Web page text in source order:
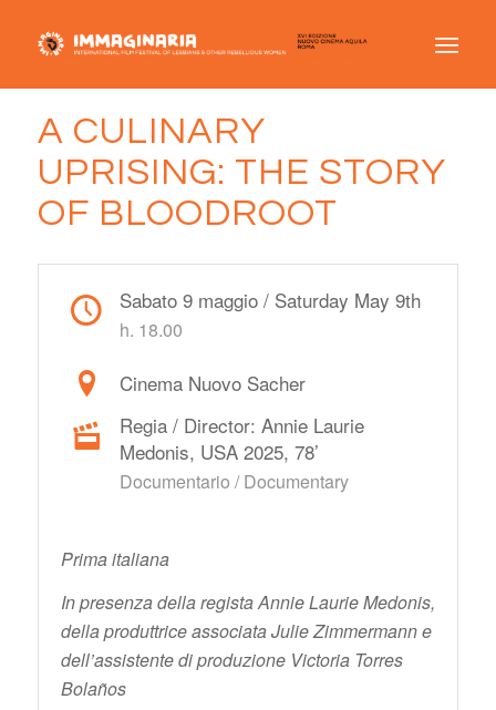
A CULINARY
UPRISING: THE STORY
OF BLOODROOT
Sabato 9 maggio / Saturday May 9th
h. 18.00
Cinema Nuovo Sacher
Regia / Director: Annie Laurie
Medonis, USA 2025, 78’
Documentario / Documentary
Prima italiana
In presenza della regista Annie Laurie Medonis,
della produttrice associata Julie Zimmermann e
dell’assistente di produzione Victoria Torres
Bolaños